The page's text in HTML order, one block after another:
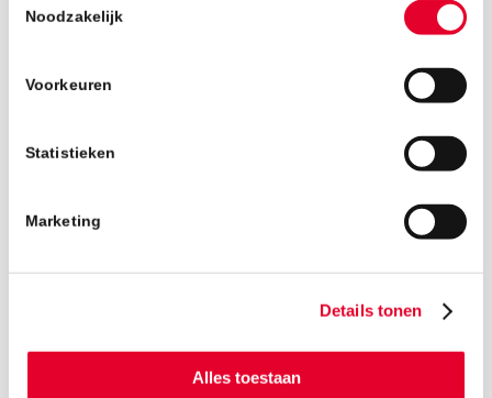
Noodzakelijk
Voorkeuren
Statistieken
Marketing
Details tonen
Alles toestaan